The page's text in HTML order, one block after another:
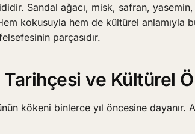
Sandal ağacı, misk, safran,
kokusuyla hem de kültürel anlamıyla
parçasıdır.
ve Kültürel
kökeni binlerce yıl öncesine dayanır.